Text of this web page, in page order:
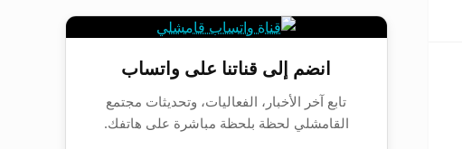
انضم إلى قناتنا على واتساب
تابع آخر الأخبار، الفعاليات، وتحديثات مجتمع
القامشلي لحظة بلحظة مباشرة على هاتفك.